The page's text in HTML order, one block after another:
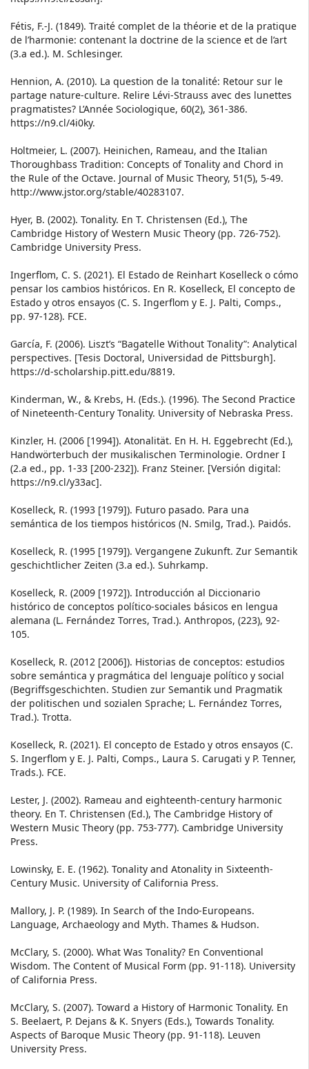
Fétis, F.-J. (1849). Traité complet de la théorie et de la pratique
de l’harmonie: contenant la doctrine de la science et de l’art
(3.a ed.). M. Schlesinger.
Hennion, A. (2010). La question de la tonalité: Retour sur le
partage nature-culture. Relire Lévi-Strauss avec des lunettes
pragmatistes? L’Année Sociologique, 60(2), 361-386.
https://n9.cl/4i0ky.
Holtmeier, L. (2007). Heinichen, Rameau, and the Italian
Thoroughbass Tradition: Concepts of Tonality and Chord in
the Rule of the Octave. Journal of Music Theory, 51(5), 5-49.
http://www.jstor.org/stable/40283107.
Hyer, B. (2002). Tonality. En T. Christensen (Ed.), The
Cambridge History of Western Music Theory (pp. 726-752).
Cambridge University Press.
Ingerflom, C. S. (2021). El Estado de Reinhart Koselleck o cómo
pensar los cambios históricos. En R. Koselleck, El concepto de
Estado y otros ensayos (C. S. Ingerflom y E. J. Palti, Comps.,
pp. 97-128). FCE.
García, F. (2006). Liszt’s “Bagatelle Without Tonality”: Analytical
perspectives. [Tesis Doctoral, Universidad de Pittsburgh].
https://d-scholarship.pitt.edu/8819.
Kinderman, W., & Krebs, H. (Eds.). (1996). The Second Practice
of Nineteenth-Century Tonality. University of Nebraska Press.
Kinzler, H. (2006 [1994]). Atonalität. En H. H. Eggebrecht (Ed.),
Handwörterbuch der musikalischen Terminologie. Ordner I
(2.a ed., pp. 1-33 [200-232]). Franz Steiner. [Versión digital:
https://n9.cl/y33ac].
Koselleck, R. (1993 [1979]). Futuro pasado. Para una
semántica de los tiempos históricos (N. Smilg, Trad.). Paidós.
Koselleck, R. (1995 [1979]). Vergangene Zukunft. Zur Semantik
geschichtlicher Zeiten (3.a ed.). Suhrkamp.
Koselleck, R. (2009 [1972]). Introducción al Diccionario
histórico de conceptos político-sociales básicos en lengua
alemana (L. Fernández Torres, Trad.). Anthropos, (223), 92-
105.
Koselleck, R. (2012 [2006]). Historias de conceptos: estudios
sobre semántica y pragmática del lenguaje político y social
(Begriffsgeschichten. Studien zur Semantik und Pragmatik
der politischen und sozialen Sprache; L. Fernández Torres,
Trad.). Trotta.
Koselleck, R. (2021). El concepto de Estado y otros ensayos (C.
S. Ingerflom y E. J. Palti, Comps., Laura S. Carugati y P. Tenner,
Trads.). FCE.
Lester, J. (2002). Rameau and eighteenth-century harmonic
theory. En T. Christensen (Ed.), The Cambridge History of
Western Music Theory (pp. 753-777). Cambridge University
Press.
Lowinsky, E. E. (1962). Tonality and Atonality in Sixteenth-
Century Music. University of California Press.
Mallory, J. P. (1989). In Search of the Indo-Europeans.
Language, Archaeology and Myth. Thames & Hudson.
McClary, S. (2000). What Was Tonality? En Conventional
Wisdom. The Content of Musical Form (pp. 91-118). University
of California Press.
McClary, S. (2007). Toward a History of Harmonic Tonality. En
S. Beelaert, P. Dejans & K. Snyers (Eds.), Towards Tonality.
Aspects of Baroque Music Theory (pp. 91-118). Leuven
University Press.